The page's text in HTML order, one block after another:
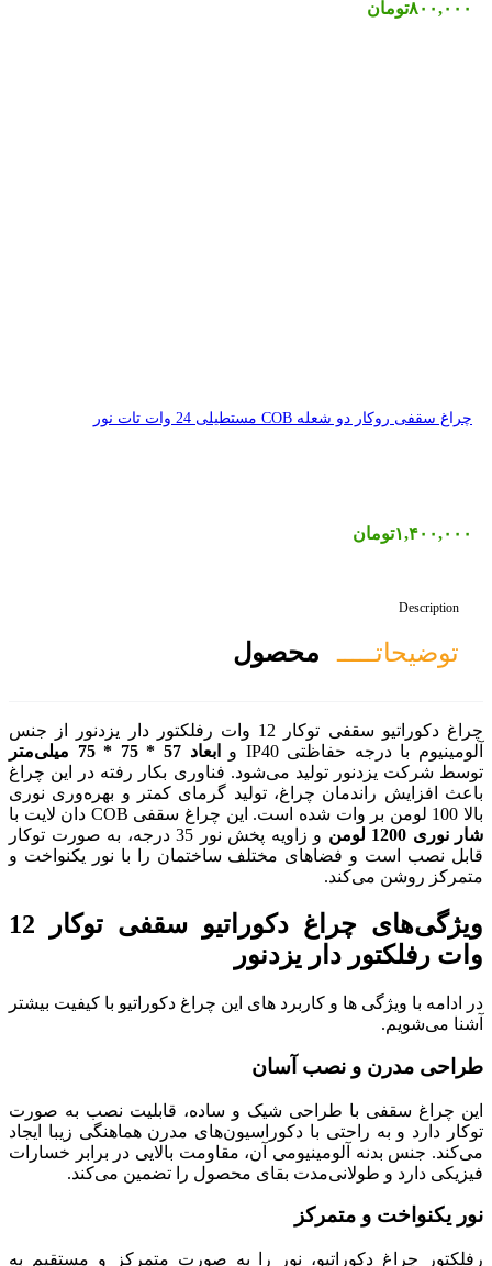
چراغ دکوراتیو سقفی توکار 12 وات رفلکتور دار یزدنور از جنس
ابعاد 57 * 75 * 75 میلی‌متر
فناوری بکار رفته در این چراغ
تولید گرمای کمتر و بهره‌وری نوری
و زاویه پخش نور 35 درجه، به صورت توکار
ساختمان را با نور یکنواخت و
ویژگی‌های چراغ دکوراتیو سقفی توکار 12
های این چراغ دکوراتیو با کیفیت بیشتر
و ساده، قابلیت نصب به صورت
مدرن هماهنگی زیبا ایجاد
آن، مقاومت بالایی در برابر خسارات
محصول را تضمین می‌کند.
را به صورت متمرکز و مستقیم به